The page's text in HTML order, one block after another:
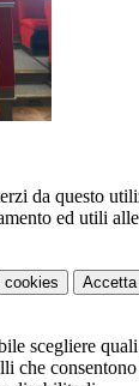
da questo
ed utili
cookies
scegliere
che